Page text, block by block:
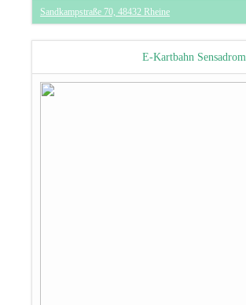
Sandkampstraße 70, 48432 Rheine
E-Kartbahn Sensadrom